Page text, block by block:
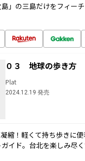
」の三島だけをフィー
０３ 地球の歩き方
Plat
2024.12.19 発売
縮！軽くて持ち歩きに
イド。台北を楽しみ尽